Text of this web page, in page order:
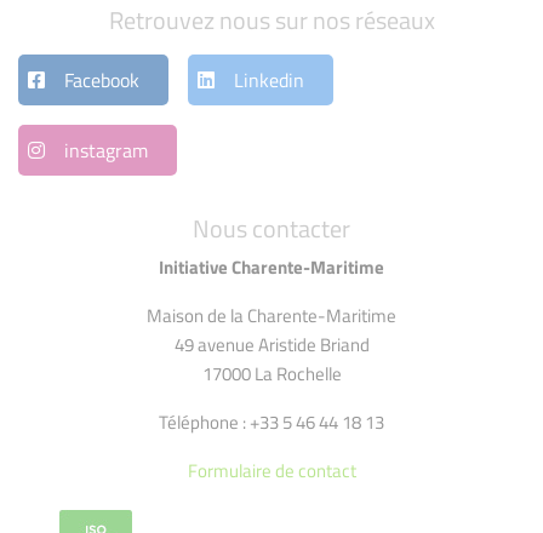
Nous contacter
Initiative Charente-Maritime
Maison de la Charente-Maritime
49 avenue Aristide Briand
17000 La Rochelle
Téléphone : +33 5 46 44 18 13
Formulaire de contact
Retrouvez nous sur nos réseaux
Facebook Linkedin
instagram